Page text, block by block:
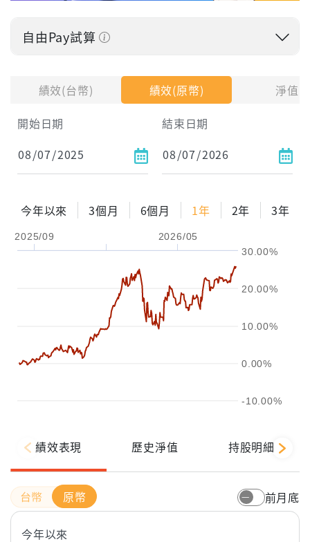
績效(台幣) 績效(原幣)
淨值
開始日期
結束日期
今年以來 3個月 6個月 1年 2年 3年
2025/09 2026/05
-10.00%
0.00%
10.00%
20.00%
30.00%
自由Pay試算
每月Pay出方式
依金額
依比例
0% 年化自由Pay率
2年 3年
績效表現 歷史淨值 持股明細
原幣 前月底
今年以來